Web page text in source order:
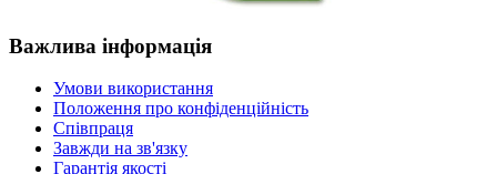
Важлива інформація
Умови використання
Положення про конфіденційність
Співпраця
Завжди на зв'язку
Гарантія якості